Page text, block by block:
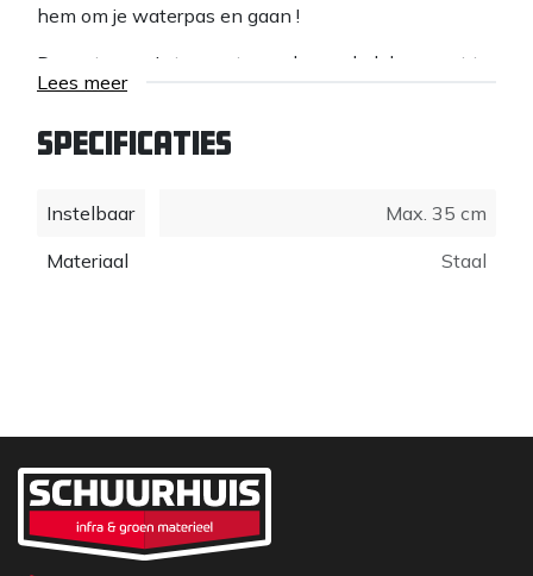
hem om je waterpas en gaan !
De waterpas is te monteren door enkel deze vast te
klemmen tussen de 2 bouten. (geen gereedschap
Het materiaal is geheel elektrolytisch verzinkt, dit
Instelbare hoogte is af te lezen op de koker, zodat
Lees meer
Specificaties
Instelbaar
Max. 35 cm
Materiaal
Staal